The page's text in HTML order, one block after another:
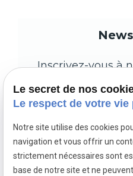
Inscrivez-vous à
restez
évènements
Le secret de nos
Le respect de votre vie
Notre site utilise des cookies
navigation et vous offrir un
strictement nécessaires sont
base de notre site et ne